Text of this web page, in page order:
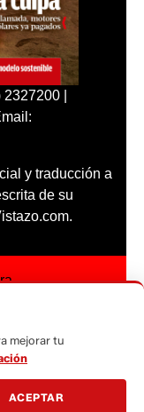
|
y traducción a
de su
mejorar tu
ACEPTAR